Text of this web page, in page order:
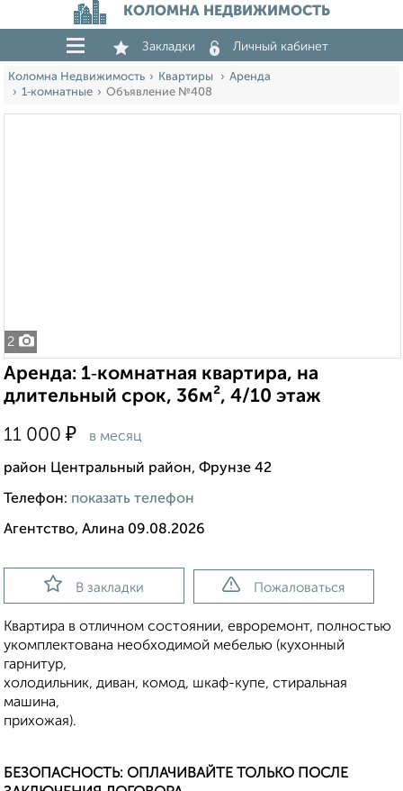
КОЛОМНА НЕДВИЖИМОСТЬ
Закладки Личный кабинет
Коломна Недвижимость Квартиры
Аренда
1‑комнатные
Объявление №408
2
Аренда: 1‑комнатная квартира, на
длительный срок, 36м², 4/10 этаж
11 000 ₽ в месяц
район Центральный район, Фрунзе 42
Телефон: показать телефон
Агентство, Алина 09.08.2026
В закладки Пожаловаться
Квартира в отличном состоянии, евроремонт, полностью
укомплектована необходимой мебелью (кухонный
гарнитур,
холодильник, диван, комод, шкаф-купе, стиральная
машина,
прихожая).
БЕЗОПАСНОСТЬ: ОПЛАЧИВАЙТЕ ТОЛЬКО ПОСЛЕ